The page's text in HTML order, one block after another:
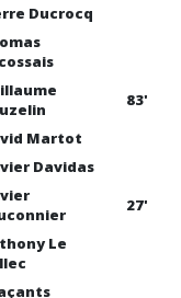
Ducrocq
83'
Martot
Davidas
27'
Le